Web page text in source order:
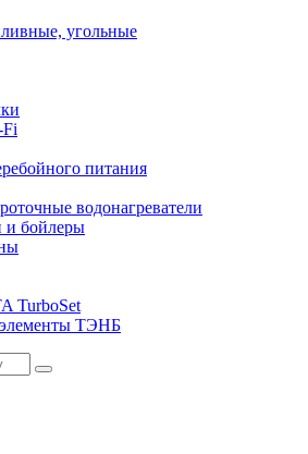
угольные
питания
водонагреватели
и бойлеры
TurboSet
элементы ТЭНБ